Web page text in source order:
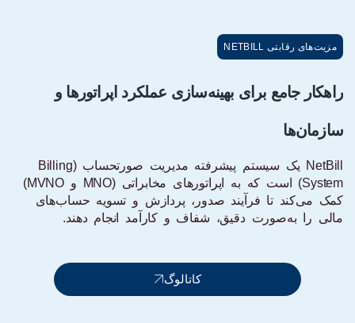
مزیت‌های رقابتی NETBILL
راهکار جامع برای بهینه‌سازی عملکرد اپراتورها و
سازمان‌ها
NetBill یک سیستم پیشرفته مدیریت صورتحساب (Billing
System) است که به اپراتورهای مخابراتی (MNO و MVNO)
کمک می‌کند تا فرآیند صدور، پردازش و تسویه حساب‌های
مالی را به‌صورت دقیق، شفاف و کارآمد انجام دهند.
کاتالوگ